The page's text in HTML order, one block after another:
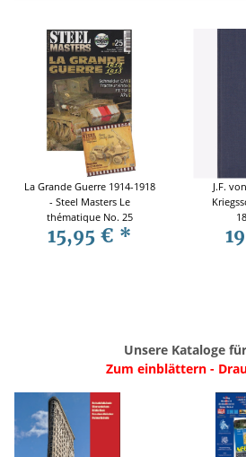
La Grande Guerre 1914-1918
- Steel Masters Le
thématique No. 25
15,95 € *
J.F.
Unsere Kataloge
Zum einblättern -